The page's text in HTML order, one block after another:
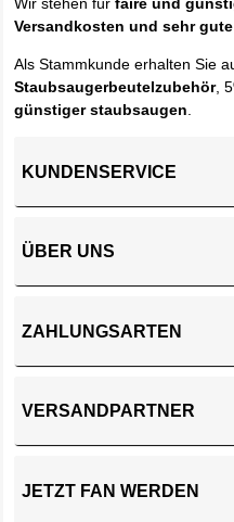
Wir stehen fürfaire und
Versandkosten und sehr
Als Stammkunde erhalten Sie
Staubsaugerbeutelzubehör,
günstiger staubsaugen.
KUNDENSERVICE
ÜBER UNS
ZAHLUNGSARTEN
VERSANDPARTNER
JETZT FAN WERDEN